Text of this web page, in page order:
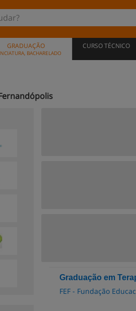
GRADUAÇÃO
BACHARELADO
CURSO TÉCNICO
Graduação em
FEF - Fundação